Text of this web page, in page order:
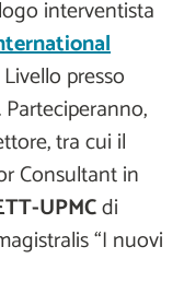
interventista
presso
Parteciperanno,
tra cui il
Consultant in
UPMCdi
“I nuovi